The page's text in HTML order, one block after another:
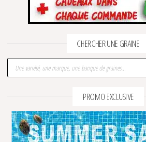
CHERCHER UNE GRAINE
Recherche de produits
PROMO EXCLUSIVE